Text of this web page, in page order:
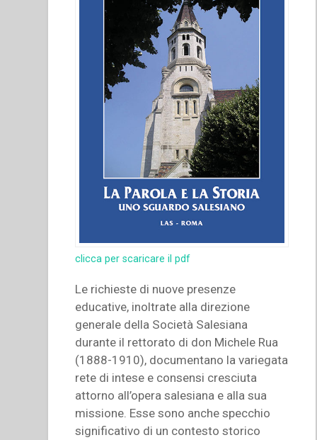
clicca per scaricare il pdf
Le richieste di nuove presenze
educative, inoltrate alla direzione
generale della Società Salesiana
durante il rettorato di don Michele Rua
(1888-1910), documentano la variegata
rete di intese e consensi cresciuta
attorno all’opera salesiana e alla sua
missione. Esse sono anche specchio
significativo di un contesto storico